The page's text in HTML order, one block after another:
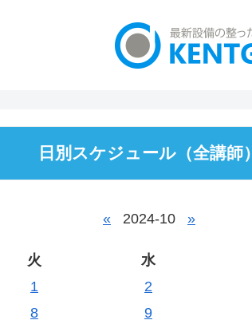
日別スケジュール（全講師）
« 2024-10 »
火 水
1
2
8 9